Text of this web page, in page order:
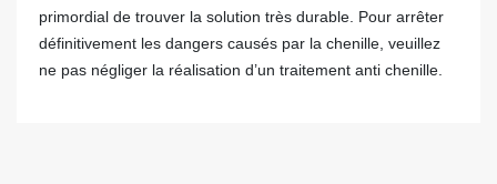
primordial de trouver la solution très durable. Pour arrêter
définitivement les dangers causés par la chenille, veuillez
ne pas négliger la réalisation d’un traitement anti chenille.